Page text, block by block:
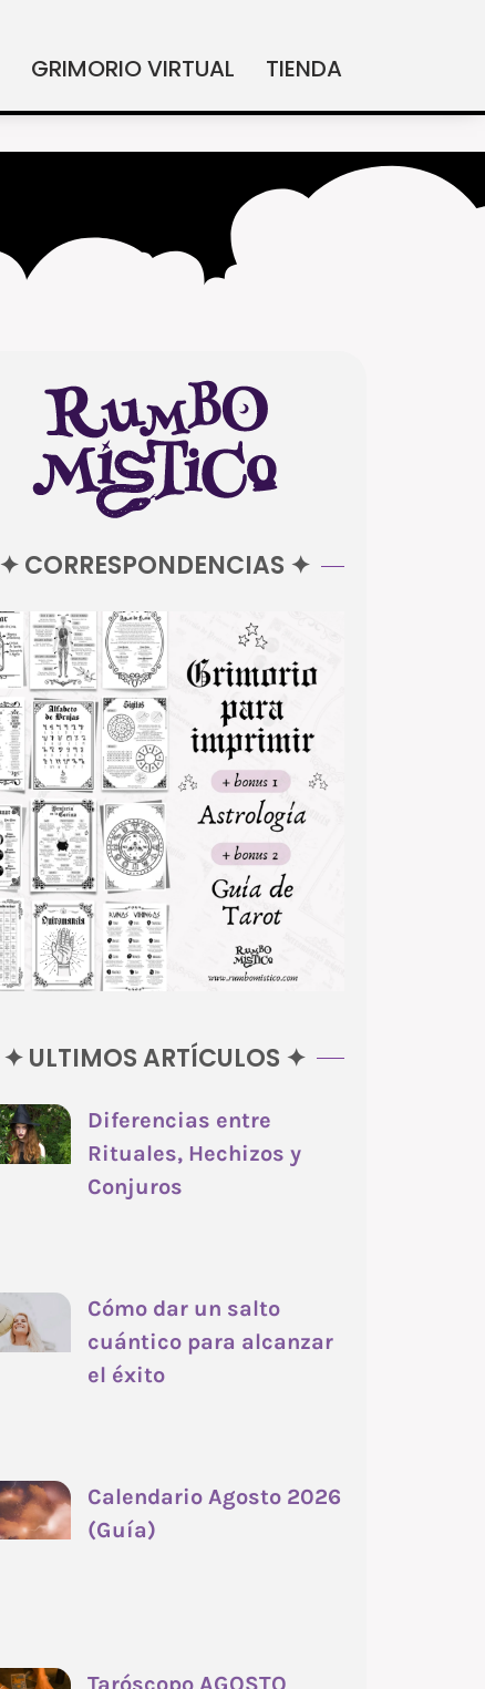
GRIMORIO VIRTUAL TIENDA
✦ CORRESPONDENCIAS ✦
✦ ULTIMOS ARTÍCULOS ✦
Diferencias entre
Rituales, Hechizos y
Conjuros
Cómo dar un salto
cuántico para alcanzar
el éxito
Calendario Agosto 2026
(Guía)